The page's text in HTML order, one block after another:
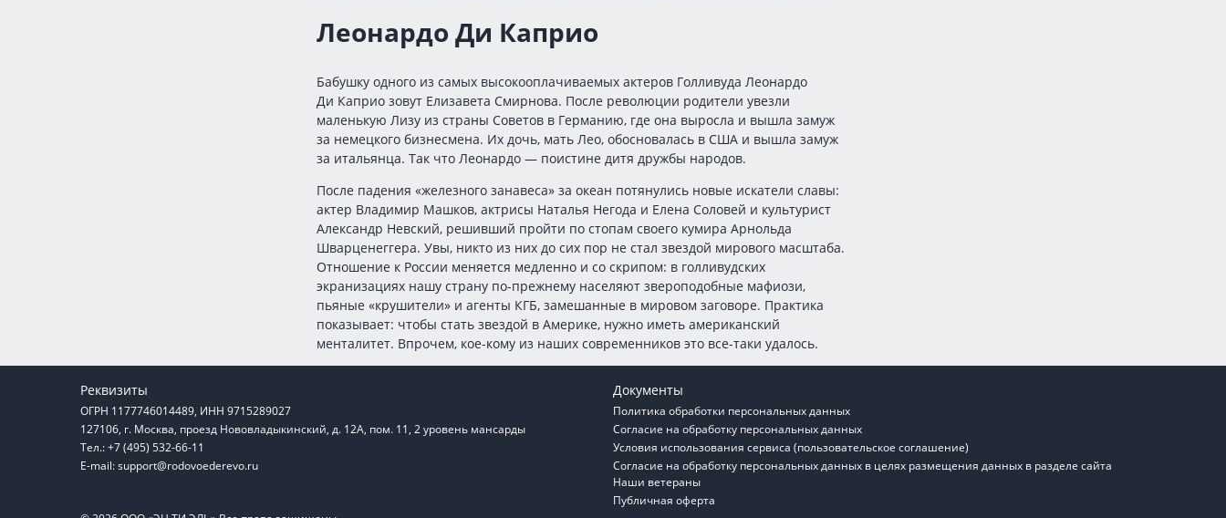
Леонардо Ди Каприо
Бабушку одного из самых высокооплачиваемых актеров Голливуда Леонардо
Ди Каприо зовут Елизавета Смирнова. После революции родители увезли
маленькую Лизу из страны Советов в Германию, где она выросла и вышла замуж
за немецкого бизнесмена. Их дочь, мать Лео, обосновалась в США и вышла замуж
за итальянца. Так что Леонардо — поистине дитя дружбы народов.
После падения «железного занавеса» за океан потянулись новые искатели славы:
актер Владимир Машков, актрисы Наталья Негода и Елена Соловей и культурист
Александр Невский, решивший пройти по стопам своего кумира Арнольда
Шварценеггера. Увы, никто из них до сих пор не стал звездой мирового масштаба.
Отношение к России меняется медленно и со скрипом: в голливудских
экранизациях нашу страну по-прежнему населяют звероподобные мафиози,
пьяные «крушители» и агенты КГБ, замешанные в мировом заговоре. Практика
показывает: чтобы стать звездой в Америке, нужно иметь американский
менталитет. Впрочем, кое-кому из наших современников это все-таки удалось.
Реквизиты
ОГРН 1177746014489, ИНН 9715289027
127106, г. Москва, проезд Нововладыкинский, д. 12А, пом. 11, 2 уровень мансарды
Тел.: +7 (495) 532-66-11
E-mail:support@rodovoederevo.ru
Документы
Политика обработки персональных данных
Согласие на обработку персональных данных
Условия использования сервиса (пользовательское соглашение)
Согласие на обработку персональных данных в целях размещения данных в разделе сайта
Наши ветераны
Публичная оферта